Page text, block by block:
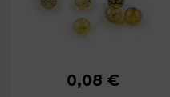
Priemer:
6 mm
0,08 €